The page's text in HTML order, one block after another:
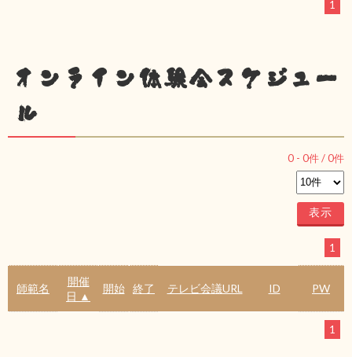
1
オンライン体験会スケジュー
ル
0 - 0件 /0件
1
師範名
開催
日 ▲
開始 終了 テレビ会議URL ID PW
1